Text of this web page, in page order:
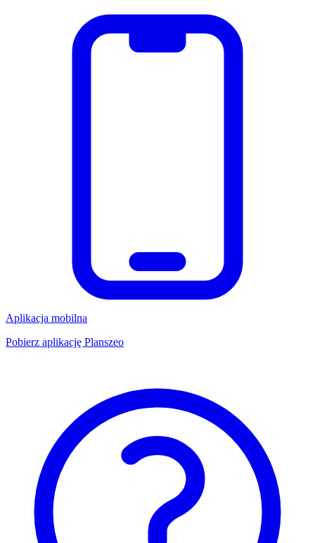
Aplikacja mobilna
Pobierz aplikację Planszeo